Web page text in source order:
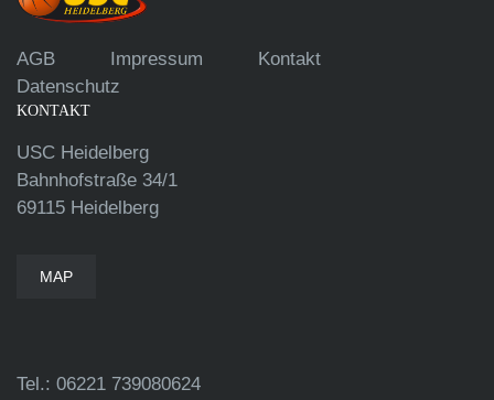
AGB Impressum
Kontakt
Datenschutz
KONTAKT
USC Heidelberg
Bahnhofstraße 34/1
69115 Heidelberg
MAP
Tel.: 06221 739080624